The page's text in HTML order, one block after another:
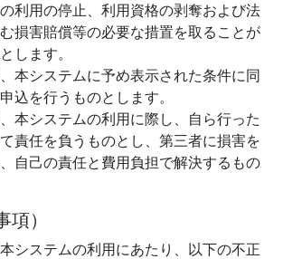
利用の停止、利用資格の剥奪および法
損害賠償等の必要な措置を取ることが
します。
本システムに予め表示された条件に同
込を行うものとします。
本システムの利用に際し、自ら行った
責任を負うものとし、第三者に損害を
自己の責任と費用負担で解決するもの
）
システムの利用にあたり、以下の不正